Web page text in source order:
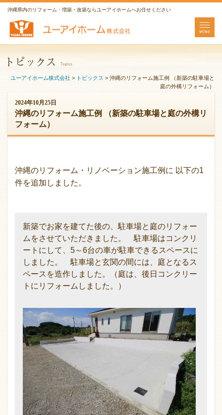
沖縄県内のリフォーム・増築・改築ならユーアイホームへお任せください
ユーアイホーム株式会社 > トピックス > 沖縄のリフォーム施工例 （新築の駐車場と
庭の外構リフォーム）
2024年10月25日
沖縄のリフォーム施工例 （新築の駐車場と庭の外構リ
フォーム）
沖縄のリフォーム・リノベーション施工例に 以下の1
件を追加しました。
新築でお家を建てた後の、駐車場と庭のリフォー
ムをさせていただきました。 駐車場はコンクリ
ートにして、5～6台の車が駐車できるスペースに
しました。 駐車場と玄関の間には、庭となるス
ペースを造作しました。（庭は、後日コンクリー
トにリフォームしました。）